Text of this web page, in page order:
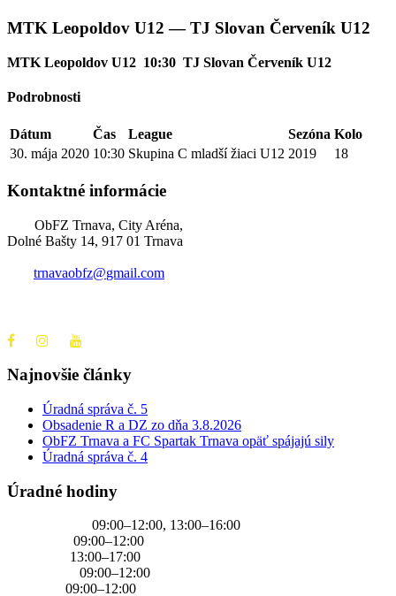
MTK Leopoldov U12 — TJ Slovan Červeník U12
MTK Leopoldov U12 10:30 TJ Slovan Červeník U12
Podrobnosti
Dátum Čas League Sezóna Kolo
30. mája 2020 10:30 Skupina C mladší žiaci U12 2019 18
Kontaktné informácie
ObFZ Trnava, City Aréna,
Dolné Bašty 14, 917 01 Trnava
trnavaobfz@gmail.com
Najnovšie články
Úradná správa č. 5
Obsadenie R a DZ zo dňa 3.8.2026
ObFZ Trnava a FC Spartak Trnava opäť spájajú sily
Úradná správa č. 4
Úradné hodiny
09:00–12:00, 13:00–16:00
09:00–12:00
13:00–17:00
09:00–12:00
09:00–12:00